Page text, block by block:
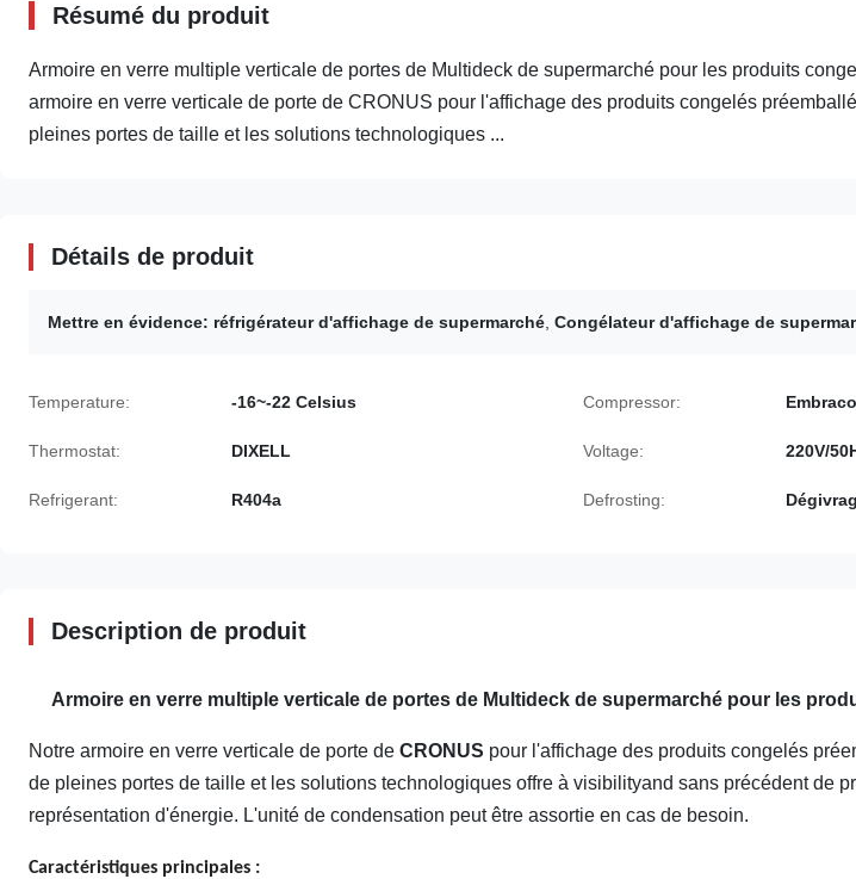
Résumé du produit
Armoire en verre multiple verticale de portes de Multideck de supermarché pour les produits
armoire en verre verticale de porte de CRONUS pour l'affichage des produits congelés
pleines portes de taille et les solutions technologiques ...
Détails de produit
Mettre en évidence: réfrigérateur d'affichage de supermarché Congélateur d'affichage de
Temperature: -16~-22 Celsius Compressor: Embraco
Thermostat: DIXELL Voltage: 220V/
Refrigerant: R404a Defrosting:
Description de produit
Armoire en verre multiple verticale de portes de Multideck de supermarché pour les
Notre armoire en verre verticale de porte de CRONUS pour l'affichage des produits congelés
de pleines portes de taille et les solutions technologiques offre à visibilityand sans précédent de
représentation d'énergie. L'unité de condensation peut être assortie en cas de besoin.
Caractéristiques principales :